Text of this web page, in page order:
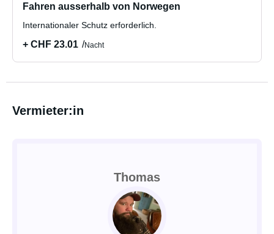
Fahren ausserhalb von Norwegen
Internationaler Schutz erforderlich.
+ CHF 23.01 Nacht
Vermieter:in
Thomas